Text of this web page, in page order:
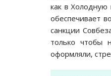
как в
обеспечивает
санкции
только чтобы
оформляли,